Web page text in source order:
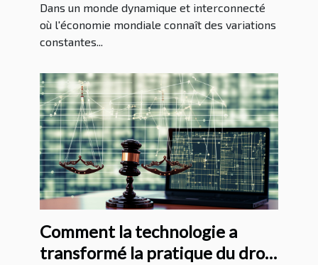
Dans un monde dynamique et interconnecté
où l'économie mondiale connaît des variations
constantes...
Comment la technologie a
transformé la pratique du droit